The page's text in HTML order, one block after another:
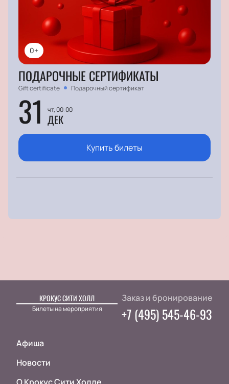
0+
ПОДАРОЧНЫЕ СЕРТИФИКАТЫ
Gift certificate Подарочный сертификат
31 чт, 00:00
ДЕК
Купить билеты
КРОКУС СИТИ ХОЛЛ
Билеты на мероприятия
Афиша
Новости
Заказ и бронирование
+7 (495) 545-46-93